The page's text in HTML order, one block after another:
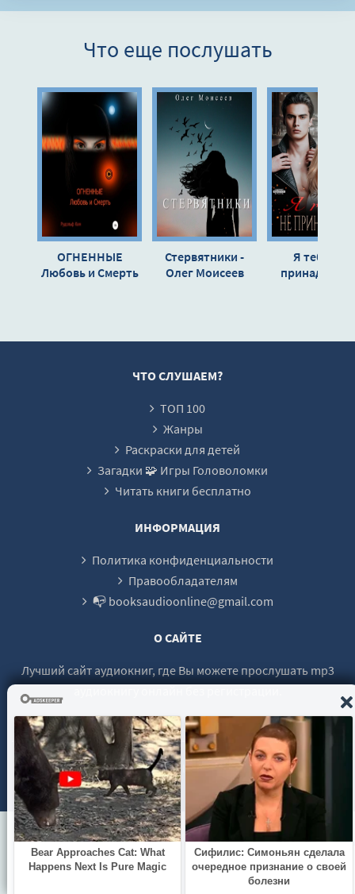
20
33
34
35
36
37
38
39
40
Что еще послушать
ОГНЕННЫЕ
Любовь и Смерть
Стервятники -
Олег Моисеев
Я тебе не
принадлежу
ЧТО СЛУШАЕМ?
ТОП 100
Жанры
Раскраски для детей
Загадки 🧩 Игры Головоломки
Читать книги бесплатно
ИНФОРМАЦИЯ
Политика конфиденциальности
Правообладателям
📭 booksaudioonline@gmail.com
О САЙТЕ
Лучший сайт аудиокниг, где Вы можете прослушать mp3
© 2021 - 2026 booksaudio-online.com Все права защищены.